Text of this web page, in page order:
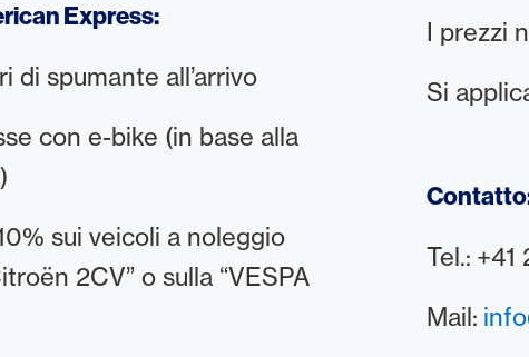
Express:
di spumante all’arrivo
con e-bike (in base alla
sui veicoli a noleggio
2CV” o sulla “VESPA
I prezzi
Si
Tel.:
Mail: